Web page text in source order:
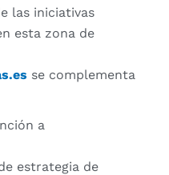
las iniciativas
esta zona de
se complementa
a
estrategia de